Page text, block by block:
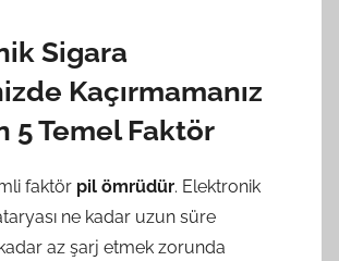
Sigara
Kaçırmamanız
5 Temel Faktör
faktör pil ömrüdür. Elektronik
ne kadar uzun süre
az şarj etmek zorunda